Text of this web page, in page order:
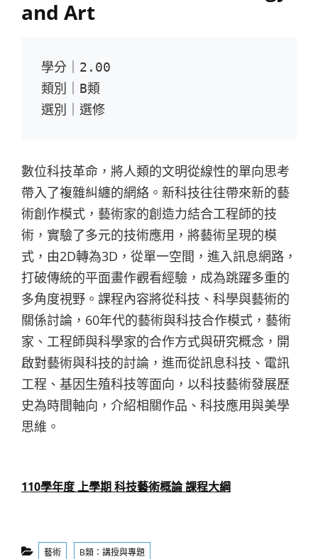
and Art
學分｜2.00
類別｜B類
選別｜選修
數位科技革命，將人類的文明從線性的單向思考
帶入了複雜糾纏的網絡。新科技往往帶來新的藝
術創作模式，藝術家的創造力結合工程師的技
術，實驗了多元的技術應用，將藝術呈現的模
式，由2D轉為3D，從單一空間，進入訊息網路，
打破傳統的平面畫作觀看經驗，成為跳躍多重的
多角度視野。課程內容將從科技、科學與藝術的
關係討論，60年代的藝術與科技合作模式，藝術
家、工程師與科學家的合作方式與研究概念，開
啟對藝術與科技的討論，進而從訊息科技、電訊
工程、基因生殖科技等面向，以科技藝術發展歷
史為時間軸向，介紹相關作品、科技應用與美學
思維。
110學年度 上學期 科技藝術概論 課程大綱
Categories
藝術 B類：講授與專題